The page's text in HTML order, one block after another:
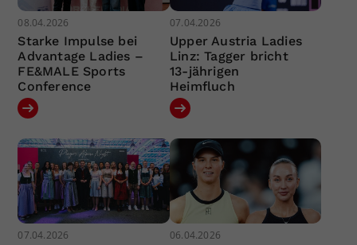
08.04.2026
Starke Impulse bei
Advantage Ladies –
FE&MALE Sports
Conference
07.04.2026
Upper Austria Ladies
Linz: Tagger bricht
13-jährigen
Heimfluch
07.04.2026 06.04.2026